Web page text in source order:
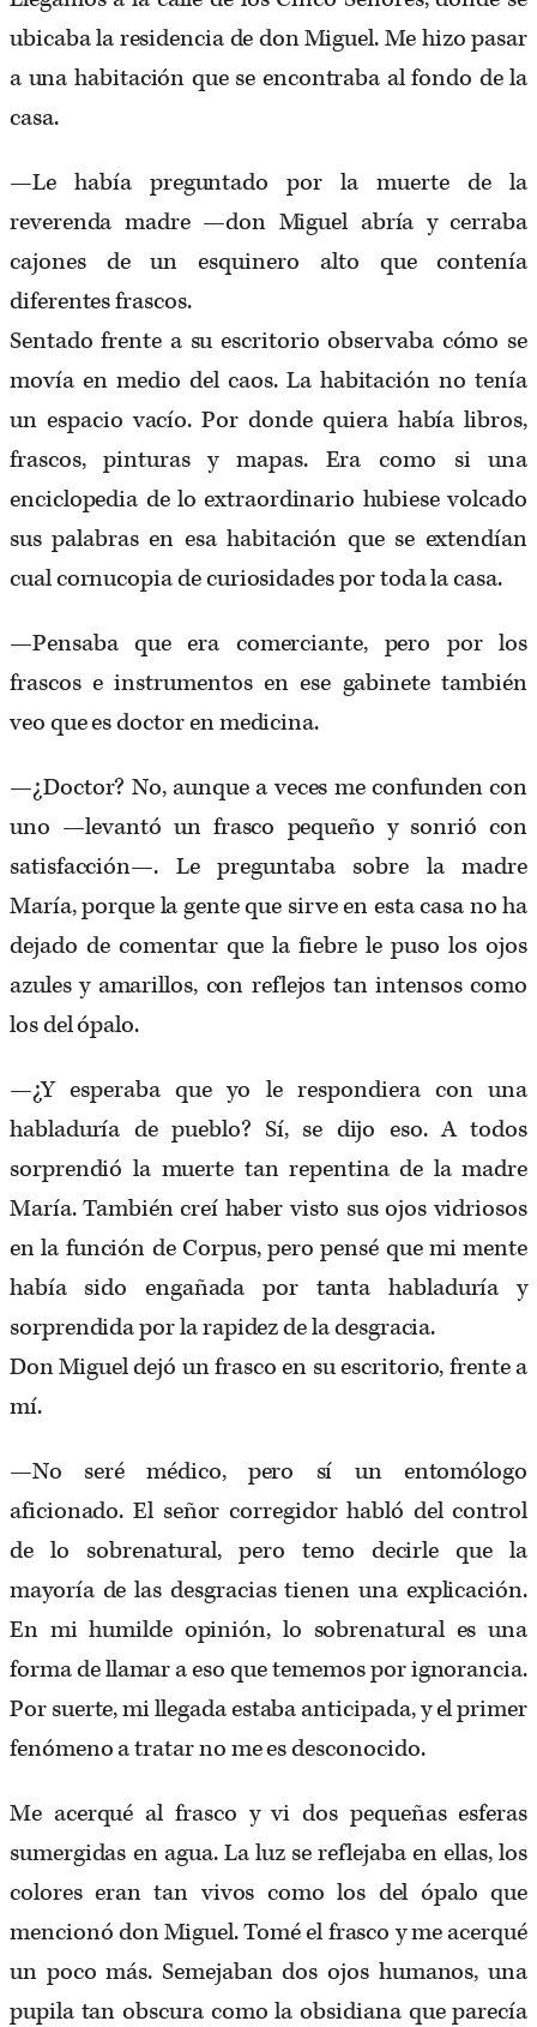
ubicaba la residencia de don Miguel. Me hizo pasar
a una habitación que se encontraba al fondo de la
casa.
—Le había preguntado por la muerte de la
reverenda madre —don Miguel abría y cerraba
cajones de un esquinero alto que contenía
diferentes frascos.
Sentado frente a su escritorio observaba cómo se
movía en medio del caos. La habitación no tenía
un espacio vacío. Por donde quiera había libros,
frascos, pinturas y mapas. Era como si una
enciclopedia de lo extraordinario hubiese volcado
sus palabras en esa habitación que se extendían
cual cornucopia de curiosidades por toda la casa.
—Pensaba que era comerciante, pero por los
frascos e instrumentos en ese gabinete también
veo que es doctor en medicina.
—¿Doctor? No, aunque a veces me confunden con
uno —levantó un frasco pequeño y sonrió con
satisfacción—. Le preguntaba sobre la madre
María, porque la gente que sirve en esta casa no ha
dejado de comentar que la fiebre le puso los ojos
azules y amarillos, con reflejos tan intensos como
los del ópalo.
—¿Y esperaba que yo le respondiera con una
habladuría de pueblo? Sí, se dijo eso. A todos
sorprendió la muerte tan repentina de la madre
María. También creí haber visto sus ojos vidriosos
en la función de Corpus, pero pensé que mi mente
había sido engañada por tanta habladuría y
sorprendida por la rapidez de la desgracia.
Don Miguel dejó un frasco en su escritorio, frente a
mí.
—No seré médico, pero sí un entomólogo
aficionado. El señor corregidor habló del control
de lo sobrenatural, pero temo decirle que la
mayoría de las desgracias tienen una explicación.
En mi humilde opinión, lo sobrenatural es una
forma de llamar a eso que tememos por ignorancia.
Por suerte, mi llegada estaba anticipada, y el primer
fenómeno a tratar no me es desconocido.
Me acerqué al frasco y vi dos pequeñas esferas
sumergidas en agua. La luz se reflejaba en ellas, los
colores eran tan vivos como los del ópalo que
mencionó don Miguel. Tomé el frasco y me acerqué
un poco más. Semejaban dos ojos humanos, una
pupila tan obscura como la obsidiana que parecía